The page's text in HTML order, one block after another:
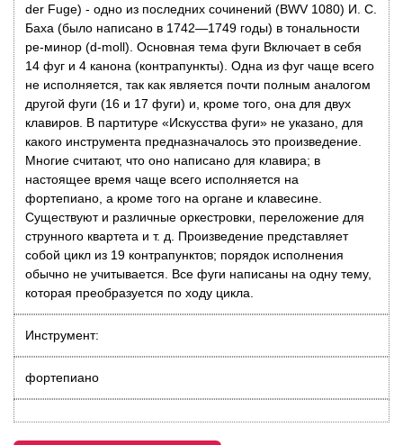
der Fuge) - одно из последних сочинений (BWV 1080) И. С.
Баха (было написано в 1742—1749 годы) в тональности
ре-минор (d-moll). Основная тема фуги Включает в себя
14 фуг и 4 канона (контрапункты). Одна из фуг чаще всего
не исполняется, так как является почти полным аналогом
другой фуги (16 и 17 фуги) и, кроме того, она для двух
клавиров. В партитуре «Искусства фуги» не указано, для
какого инструмента предназначалось это произведение.
Многие считают, что оно написано для клавира; в
настоящее время чаще всего исполняется на
фортепиано, а кроме того на органе и клавесине.
Существуют и различные оркестровки, переложение для
струнного квартета и т. д. Произведение представляет
собой цикл из 19 контрапунктов; порядок исполнения
обычно не учитывается. Все фуги написаны на одну тему,
которая преобразуется по ходу цикла.
Инструмент:
фортепиано